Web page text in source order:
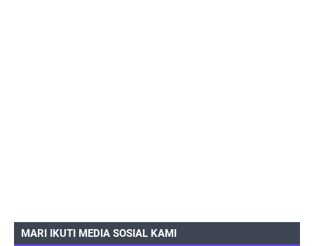
MARI IKUTI MEDIA SOSIAL KAMI